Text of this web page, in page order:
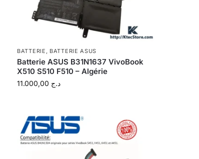
BATTERIE , BATTERIE ASUS
Batterie ASUS B31N1637 VivoBook
X510 S510 F510 – Algérie
د.ج